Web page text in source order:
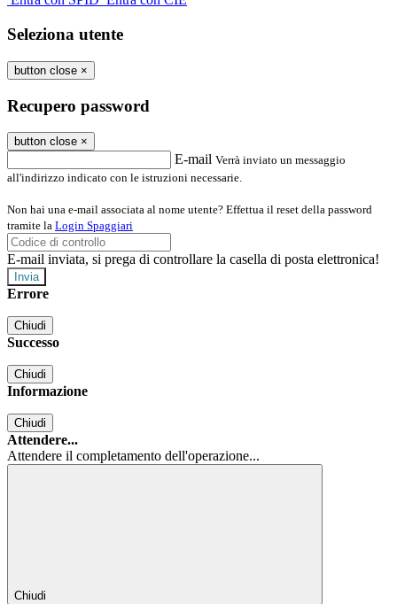
Seleziona utente
button close ×
Recupero password
button close ×
E-mail Verrà inviato un messaggio
all'indirizzo indicato con le istruzioni necessarie.
Non hai una e-mail associata al nome utente? Effettua il reset della password
tramite la Login Spaggiari
E-mail inviata, si prega di controllare la casella di posta elettronica!
Errore
Chiudi
Successo
Chiudi
Informazione
Chiudi
Attendere...
Attendere il completamento dell'operazione...
Chiudi